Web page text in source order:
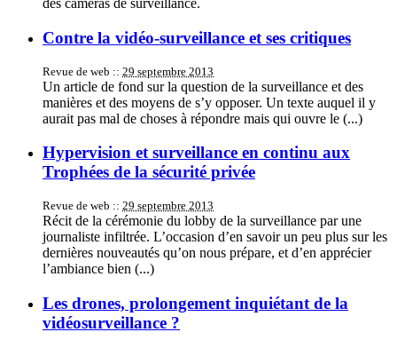
des caméras de surveillance.
Contre la vidéo-surveillance et ses critiques
Revue de web :: 29 septembre 2013
Un article de fond sur la question de la surveillance et des
manières et des moyens de s’y opposer. Un texte auquel il y
aurait pas mal de choses à répondre mais qui ouvre le (...)
Hypervision et surveillance en continu aux
Trophées de la sécurité privée
Revue de web :: 29 septembre 2013
Récit de la cérémonie du lobby de la surveillance par une
journaliste infiltrée. L’occasion d’en savoir un peu plus sur les
dernières nouveautés qu’on nous prépare, et d’en apprécier
l’ambiance bien (...)
Les drones, prolongement inquiétant de la
vidéosurveillance ?